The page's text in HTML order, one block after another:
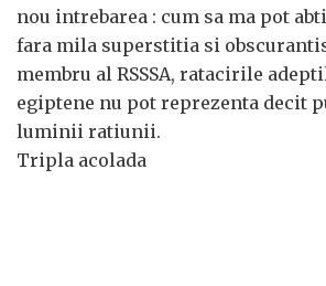
nou intrebarea : cum sa ma pot
fara mila superstitia si
membru al RSSSA, ratacirile
egiptene nu pot reprezenta decit
luminii ratiunii.
Tripla acolada